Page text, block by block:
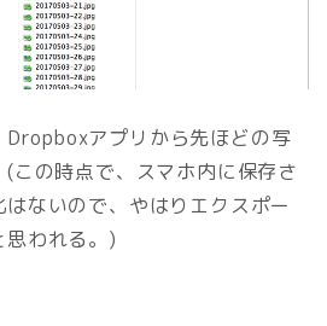
アプリから先ほどの写
この時点で、スマホ内に保存さ
ないので、やはりエクスポー
思われる。)